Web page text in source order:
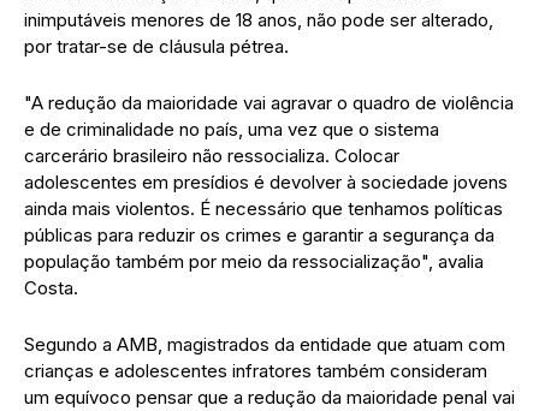
inimputáveis menores de 18 anos, não pode ser alterado,
por tratar-se de cláusula pétrea.
"A redução da maioridade vai agravar o quadro de violência
e de criminalidade no país, uma vez que o sistema
carcerário brasileiro não ressocializa. Colocar
adolescentes em presídios é devolver à sociedade jovens
ainda mais violentos. É necessário que tenhamos políticas
públicas para reduzir os crimes e garantir a segurança da
população também por meio da ressocialização", avalia
Costa.
Segundo a AMB, magistrados da entidade que atuam com
crianças e adolescentes infratores também consideram
um equívoco pensar que a redução da maioridade penal vai